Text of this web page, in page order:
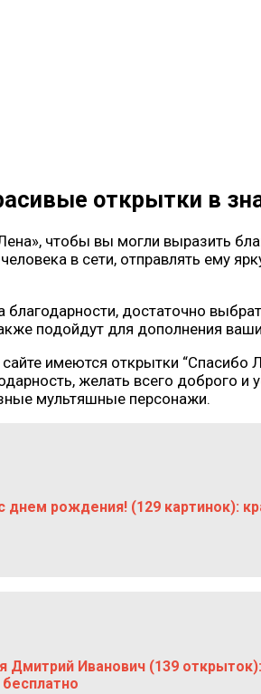
открытки в
чтобы вы могли выразить
в сети, отправлять ему
достаточно
подойдут для дополнения
имеются открытки “Спасибо
желать всего доброго
мультяшные персонажи.
днем рождения! (129 картинок):
Иванович (139